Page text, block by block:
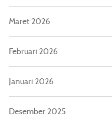
Maret 2026
Februari 2026
Januari 2026
Desember 2025